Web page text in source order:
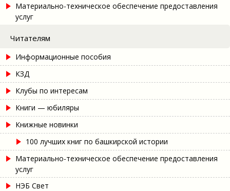
Материально-техническое обеспечение предоставления
услуг
Читателям
Информационные пособия
КЗД
Клубы по интересам
Книги — юбиляры
Книжные новинки
100 лучших книг по башкирской истории
Материально-техническое обеспечение предоставления
услуг
НЭБ Свет